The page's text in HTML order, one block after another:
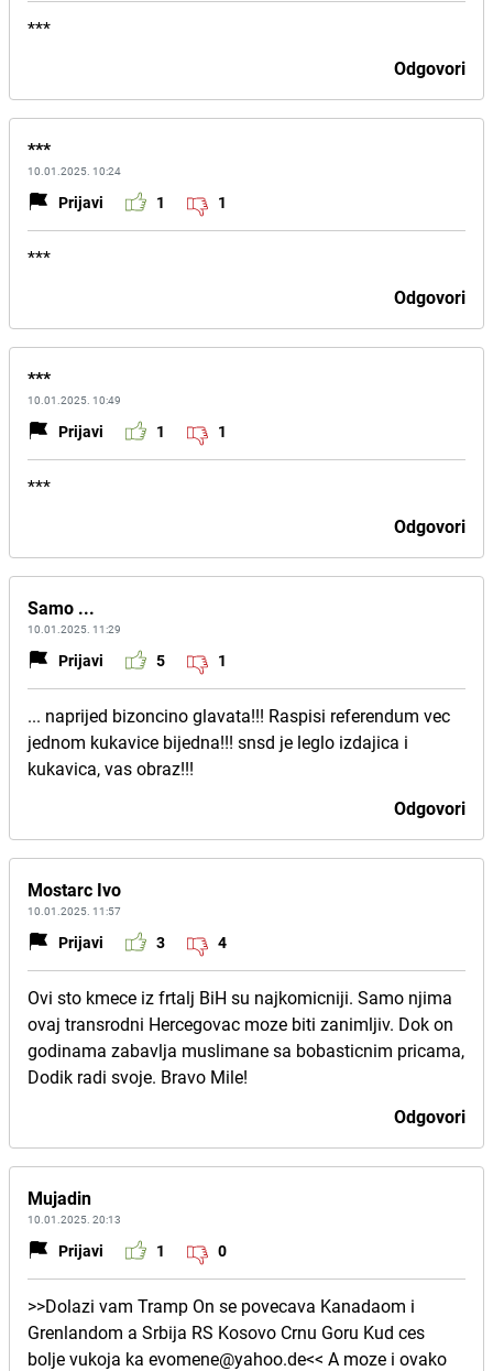
***
Odgovori
***
10.01.2025. 10:24
Prijavi 1 1
***
Odgovori
***
10.01.2025. 10:49
Prijavi 1 1
***
Odgovori
Samo ...
10.01.2025. 11:29
Prijavi 5 1
... naprijed bizoncino glavata!!! Raspisi referendum vec
jednom kukavice bijedna!!! snsd je leglo izdajica i
kukavica, vas obraz!!!
Odgovori
Mostarc Ivo
10.01.2025. 11:57
Prijavi 3 4
Ovi sto kmece iz frtalj BiH su najkomicniji. Samo njima
ovaj transrodni Hercegovac moze biti zanimljiv. Dok on
godinama zabavlja muslimane sa bobasticnim pricama,
Dodik radi svoje. Bravo Mile!
Odgovori
Mujadin
10.01.2025. 20:13
Prijavi 1 0
>>Dolazi vam Tramp On se povecava Kanadaom i
Grenlandom a Srbija RS Kosovo Crnu Goru Kud ces
bolje vukoja ka evomene@yahoo.de<< A moze i ovako